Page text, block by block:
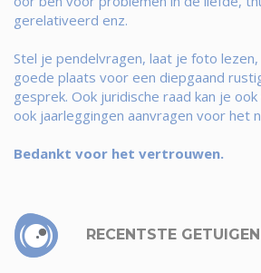
gerelativeerd enz.
Stel je pendelvragen, laat je foto
goede plaats voor een diepgaand
gesprek. Ook juridische raad kan je
ook jaarleggingen aanvragen voor het
Bedankt voor het vertrouwen.
RECENTSTE